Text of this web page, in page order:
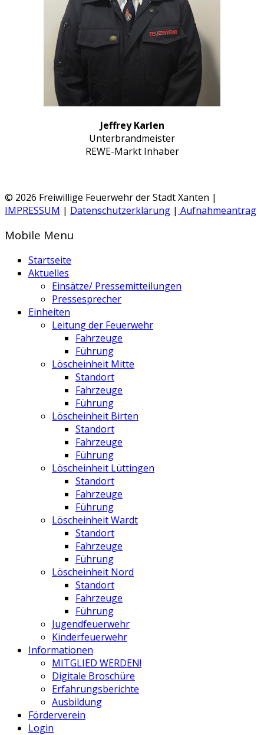
Jeffrey Karlen
Unterbrandmeister
REWE-Markt Inhaber
© 2026 Freiwillige Feuerwehr der Stadt Xanten |
IMPRESSUM | Datenschutzerklärung | Aufnahmeantrag
Mobile Menu
Startseite
Aktuelles
Einsätze/ Pressemitteilungen
Pressesprecher
Einheiten
Leitung der Feuerwehr
Fahrzeuge
Führung
Löscheinheit Mitte
Standort
Fahrzeuge
Führung
Löscheinheit Birten
Standort
Fahrzeuge
Führung
Löscheinheit Lüttingen
Standort
Fahrzeuge
Führung
Löscheinheit Wardt
Standort
Fahrzeuge
Führung
Löscheinheit Nord
Standort
Fahrzeuge
Führung
Jugendfeuerwehr
Kinderfeuerwehr
Informationen
MITGLIED WERDEN!
Digitale Broschüre
Erfahrungsberichte
Ausbildung
Förderverein
Login